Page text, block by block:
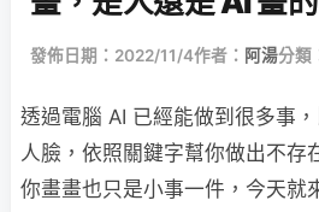
發佈日期：2022/11/4作者： 阿湯分類
透過電腦 AI 已經能做到很多事
人臉，依照關鍵字幫你做出不存
你畫畫也只是小事一件，今天就